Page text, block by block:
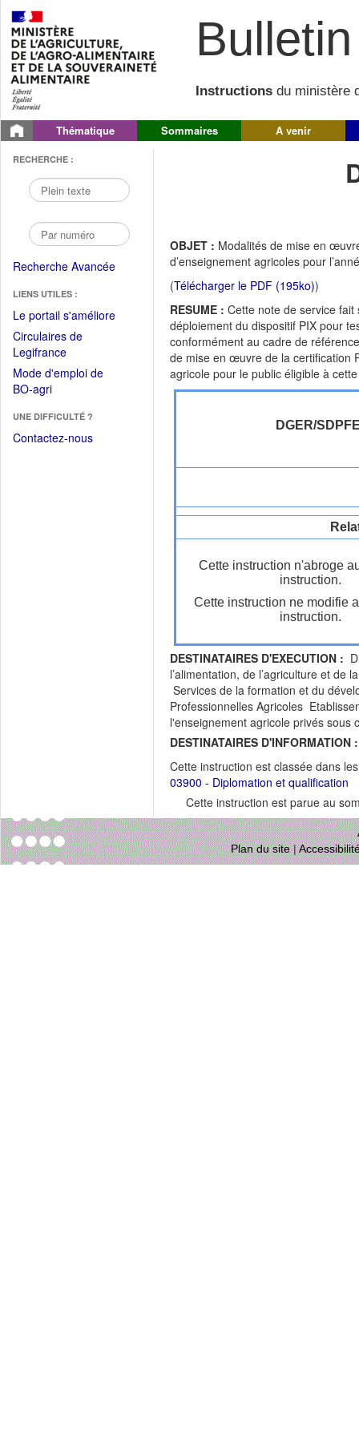
Instructions du ministère
Thématique Sommaires A venir
RECHERCHE :
Recherche Avancée
LIENS UTILES :
Le portail s'améliore(Fichier
Circulaires de
Legifrance(Ouvrir
dans
une
fenêtre)
Mode d'emploi de
BO-agri(Ouvrir
une
nouvelle
UNE DIFFICULTÉ ?
Contactez-nous
OBJET : Modalités de mise en
d’enseignement agricoles pour
(Télécharger le PDF (195ko))
RESUME : Cette note de service
déploiement du dispositif PIX pour
conformément au cadre de
de mise en œuvre de la certification
agricole pour le public éligible à
DGER/
Cette instruction n'abroge
instruction.
Cette instruction ne modifie
instruction.
DESTINATAIRES D'EXECUTION :
l’alimentation, de l’agriculture et
Services de la formation et du
Professionnelles Agricoles
l'enseignement agricole privés sous
DESTINATAIRES D'INFORMATION :
Cette instruction est classée dans
03900 - Diplomation et qualification
Cette instruction est parue au
Plan du site|